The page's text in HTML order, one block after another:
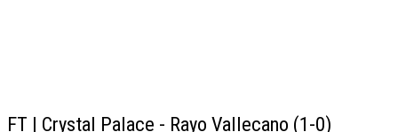
FT | Crystal Palace - Rayo Vallecano (1-0)